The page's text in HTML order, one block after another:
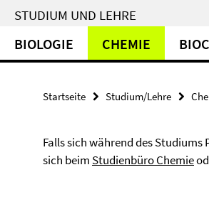
STUDIUM UND LEHRE
BIOLOGIE CHEMIE
Startseite Studium/Lehre
Falls sich während des
sich beim Studienbüro Chemie